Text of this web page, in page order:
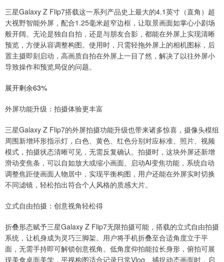
三星Galaxy Z Flip7搭载这一系列产品史上最大的4.1英寸（直角）超
大视野智能外屏，配合1.25毫米超窄边框，让取景画面如掌心小剧场
般开阔。无论是独自自拍，还是与朋友合影，都能在外屏上实现清晰
预览，方便从容调整构图。使用时，只需轻拖外屏上的相机图标，后
置主摄即刻启动，高画质自拍在外屏上一目了然，解决了以往外屏小
导致操作和预览局促的问题。
展开剩余63%
外屏功能升级：拍摄体验更丰富
三星Galaxy Z Flip7的外屏拍摄功能升级也带来诸多惊喜，摄像头模组
周围新增环形指示灯，白色、黄色、红色分别对应标准、照片、视频
模式，拍摄状态清晰可见，无需反复确认。拍摄时，这块外屏还新增
滑动变焦条，可以自如放大或缩小画面。启动AI变焦功能，系统自动
调整焦距使画面人物居中，实现平衡构图，用户还能在外屏实时切换
不同滤镜，轻松拍出符合个人风格的质感大片。
立式自由拍摄：创意视角轻松得
折叠形态赋予三星Galaxy Z Flip7无限拍摄可能，搭载的立式自由拍摄
系统，让机身成为灵巧三脚架。用户将手机折叠至合适角度立于平
面，无需手持即可解锁创意视角。低角度仰拍能拉长身形，俯拍可展
现美食桌面美学，平视构图适合记录日常Vlog。捕捉动态画面时，启